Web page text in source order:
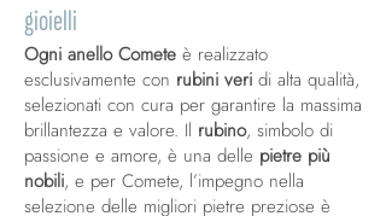
gioielli
Ogni anello Comete è realizzato
esclusivamente con rubini veri di alta qualità,
selezionati con cura per garantire la massima
brillantezza e valore. Il rubino, simbolo di
passione e amore, è una delle pietre più
nobili, e per Comete, l’impegno nella
selezione delle migliori pietre preziose è